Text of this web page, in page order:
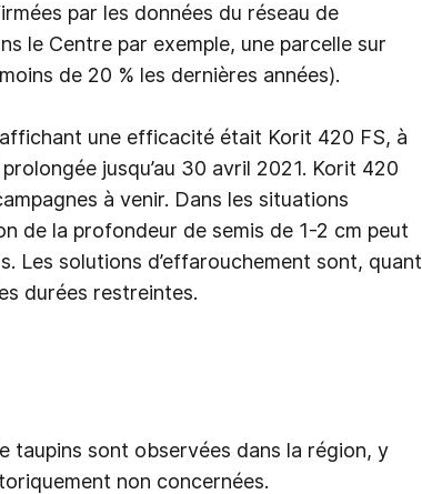
par les données du réseau de
le Centre par exemple, une parcelle sur
de 20 % les dernières années).
une efficacité était Korit 420 FS, à
jusqu’au 30 avril 2021. Korit 420
à venir. Dans les situations
de la profondeur de semis de 1-2 cm peut
Les solutions d’effarouchement sont, quant
durées restreintes.
taupins sont observées dans la région, y
non concernées.